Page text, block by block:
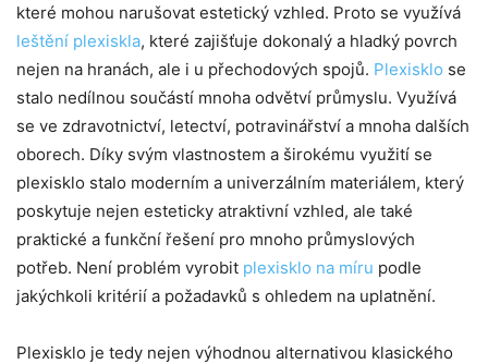
které mohou narušovat estetický vzhled. Proto se využívá
leštění plexiskla, které zajišťuje dokonalý a hladký povrch
nejen na hranách, ale i u přechodových spojů. Plexisklo se
stalo nedílnou součástí mnoha odvětví průmyslu. Využívá
se ve zdravotnictví, letectví, potravinářství a mnoha dalších
oborech. Díky svým vlastnostem a širokému využití se
plexisklo stalo moderním a univerzálním materiálem, který
poskytuje nejen esteticky atraktivní vzhled, ale také
praktické a funkční řešení pro mnoho průmyslových
potřeb. Není problém vyrobit plexisklo na míru podle
jakýchkoli kritérií a požadavků s ohledem na uplatnění.
Plexisklo je tedy nejen výhodnou alternativou klasického